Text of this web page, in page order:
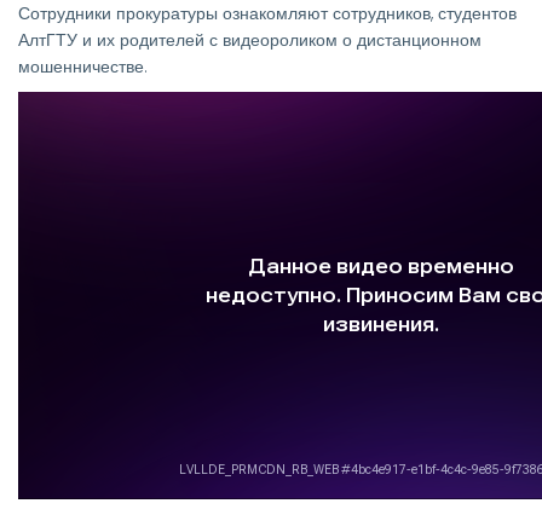
Сотрудники прокуратуры ознакомляют сотрудников, студентов
АлтГТУ и их родителей с видеороликом о дистанционном
мошенничестве.